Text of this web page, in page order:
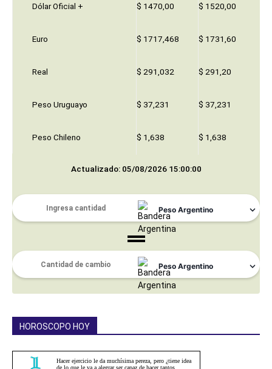
Dólar Oficial + $ 1470,00 $ 1520,00
Euro $ 1717,468 $ 1731,60
Real $ 291,032 $ 291,20
Peso Uruguayo $ 37,231 $ 37,231
Peso Chileno $ 1,638 $ 1,638
Actualizado: 05/08/2026 15:00:00
HOROSCOPO HOY